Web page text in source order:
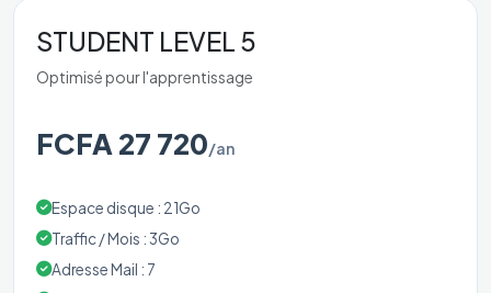
STUDENT LEVEL 5
Optimisé pour l'apprentissage
FCFA 27 720/an
Espace disque : 21Go
Traffic / Mois : 3Go
Adresse Mail : 7